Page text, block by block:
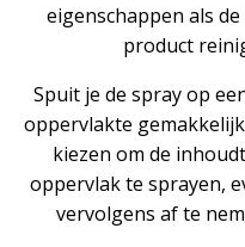
eigenschappen als
product
Spuit je de spray op
oppervlakte
kiezen om de
oppervlak te sprayen,
vervolgens af te